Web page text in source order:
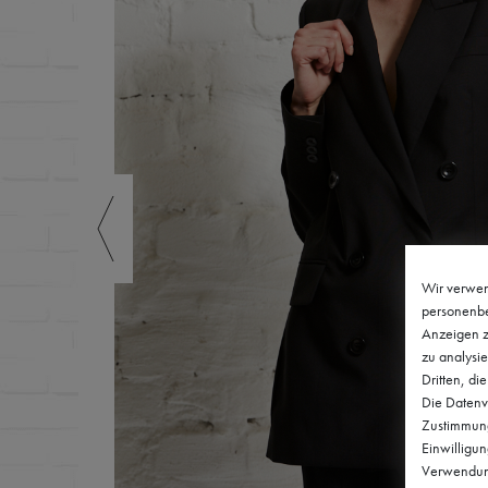
Wir
Anzeigen
zu
Dritten,
Die